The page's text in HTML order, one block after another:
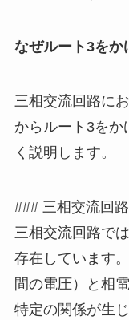
なぜルート3をか
三相交流回路に
からルート3をか
く説明します。
### 三相交流回
三相交流回路で
存在しています
間の電圧）と相
特定の関係が生じ